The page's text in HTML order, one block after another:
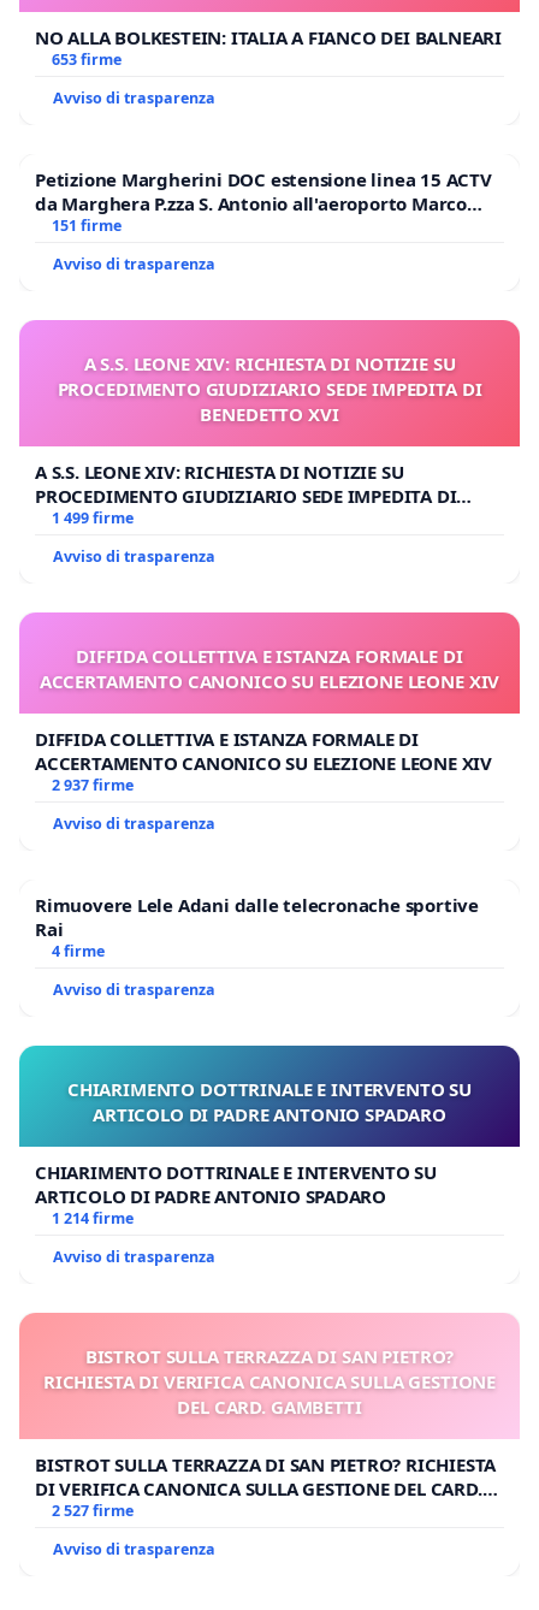
NO ALLA BOLKESTEIN: ITALIA A FIANCO DEI BALNEARI
653 firme
Avviso di trasparenza
Petizione Margherini DOC estensione linea 15 ACTV
da Marghera P.zza S. Antonio all'aeroporto Marco
Polo tariffa a € 1,50
151 firme
Avviso di trasparenza
A S.S. LEONE XIV: RICHIESTA DI NOTIZIE SU
PROCEDIMENTO GIUDIZIARIO SEDE IMPEDITA DI
BENEDETTO XVI
A S.S. LEONE XIV: RICHIESTA DI NOTIZIE SU
PROCEDIMENTO GIUDIZIARIO SEDE IMPEDITA DI
BENEDETTO XVI
1 499 firme
Avviso di trasparenza
DIFFIDA COLLETTIVA E ISTANZA FORMALE DI
ACCERTAMENTO CANONICO SU ELEZIONE LEONE XIV
DIFFIDA COLLETTIVA E ISTANZA FORMALE DI
ACCERTAMENTO CANONICO SU ELEZIONE LEONE XIV
2 937 firme
Avviso di trasparenza
Rimuovere Lele Adani dalle telecronache sportive
Rai
4 firme
Avviso di trasparenza
CHIARIMENTO DOTTRINALE E INTERVENTO SU
ARTICOLO DI PADRE ANTONIO SPADARO
CHIARIMENTO DOTTRINALE E INTERVENTO SU
ARTICOLO DI PADRE ANTONIO SPADARO
1 214 firme
Avviso di trasparenza
BISTROT SULLA TERRAZZA DI SAN PIETRO?
RICHIESTA DI VERIFICA CANONICA SULLA GESTIONE
DEL CARD. GAMBETTI
BISTROT SULLA TERRAZZA DI SAN PIETRO? RICHIESTA
DI VERIFICA CANONICA SULLA GESTIONE DEL CARD.
GAMBETTI
2 527 firme
Avviso di trasparenza